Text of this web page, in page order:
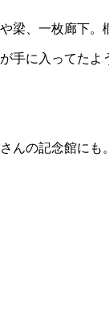
梁、一枚廊下。
手に入ってたよ
んの記念館にも。